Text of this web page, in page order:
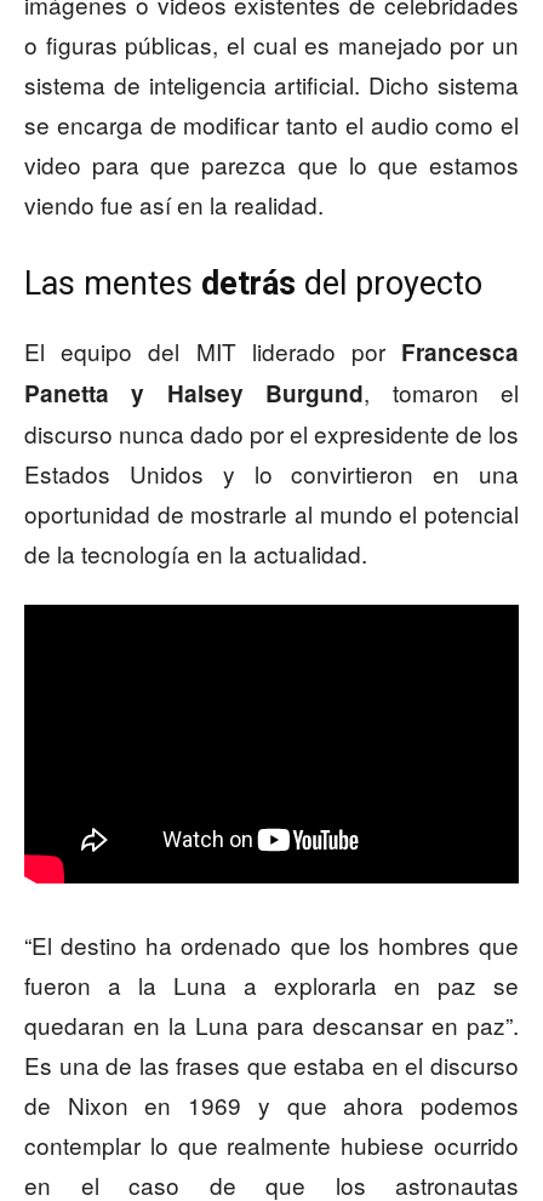
o figuras públicas, el cual es manejado por un
sistema de inteligencia artificial. Dicho sistema
se encarga de modificar tanto el audio como el
video para que parezca que lo que estamos
viendo fue así en la realidad.
Las mentes detrás del proyecto
El equipo del MIT liderado por Francesca
Panetta y Halsey Burgund, tomaron el
discurso nunca dado por el expresidente de los
Estados Unidos y lo convirtieron en una
oportunidad de mostrarle al mundo el potencial
de la tecnología en la actualidad.
“El destino ha ordenado que los hombres que
fueron a la Luna a explorarla en paz se
quedaran en la Luna para descansar en paz”.
Es una de las frases que estaba en el discurso
de Nixon en 1969 y que ahora podemos
contemplar lo que realmente hubiese ocurrido
en el caso de que los astronautas